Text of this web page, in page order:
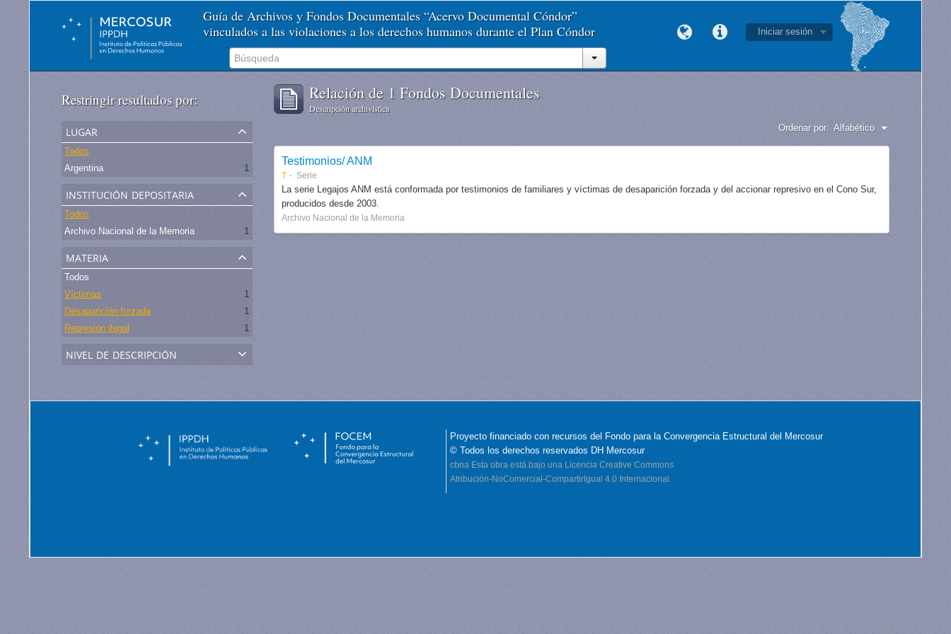
Guía de Archivos y Fondos Documentales “Acervo Documental Cóndor”
vinculados a las violaciones a los derechos humanos durante el Plan Cóndor
Iniciar sesión
Restringir resultados por:
lugar
Todos
Argentina
1
institución depositaria
Todos
Archivo Nacional de la Memoria
1
materia
Todos
Víctimas
1
Desaparición forzada
1
Represión ilegal
1
nivel de descripción
Relación de 1 Fondos Documentales
Descripción archivística
Ordenar por: Alfabético
Testimonios/ ANM
T Serie
La serie Legajos ANM está conformada por testimonios de familiares y víctimas de desaparición forzada y del accionar represivo en el Cono Sur,
producidos desde 2003.
Archivo Nacional de la Memoria
Proyecto financiado con recursos del Fondo para la Convergencia Estructural del Mercosur
© Todos los derechos reservados DH Mercosur
cbna Esta obra está bajo una Licencia Creative Commons
Atribución-NoComercial-CompartirIgual 4.0 Internacional.